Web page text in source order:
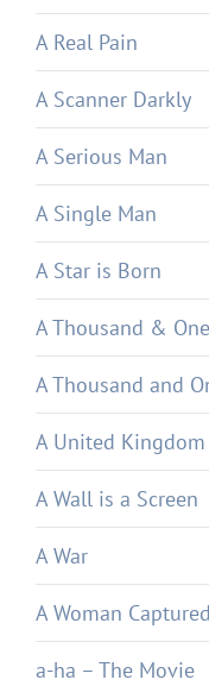
A Real Pain
A Scanner Darkly
A Serious Man
A Single Man
A Star is Born
A Thousand &
A Thousand and
A United Kingdom
A Wall is a Screen
A War
A Woman
a-ha – The Movie